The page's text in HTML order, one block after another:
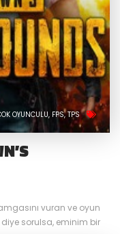
OYUNCULU FPS TPS
vuran ve oyun
sorulsa, eminim bir